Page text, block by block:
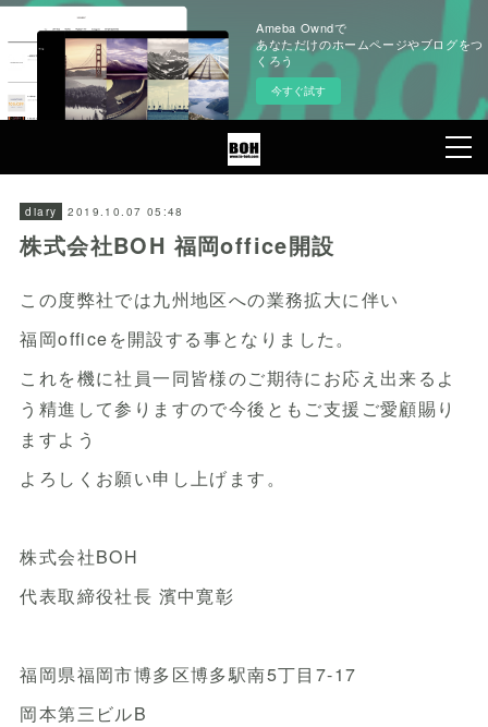
Ameba Owndで
あなただけのホームページやブログをつ
くろう
今すぐ試す
diary 2019.10.07 05:48
株式会社BOH 福岡office開設
この度弊社では九州地区への業務拡大に伴い
福岡officeを開設する事となりました。
これを機に社員一同皆様のご期待にお応え出来るよ
う精進して参りますので今後ともご支援ご愛顧賜り
ますよう
よろしくお願い申し上げます。
株式会社BOH
代表取締役社長 濱中寛彰
福岡県福岡市博多区博多駅南5丁目7-17
岡本第三ビルB